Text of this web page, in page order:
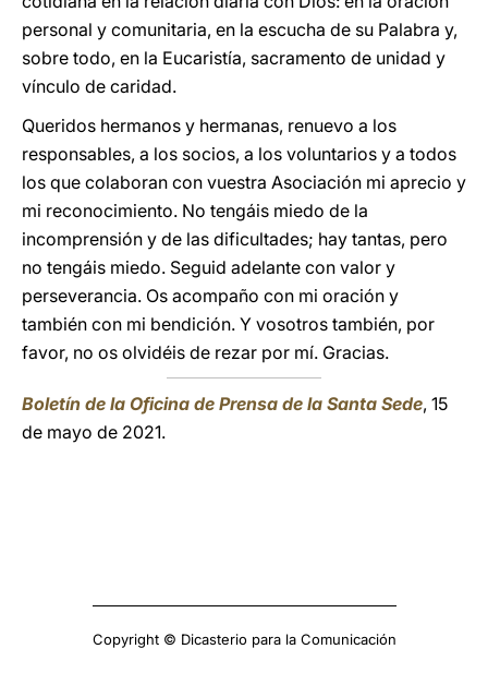
personal y comunitaria, en la escucha de su Palabra y,
sobre todo, en la Eucaristía, sacramento de unidad y
vínculo de caridad.
Queridos hermanos y hermanas, renuevo a los
responsables, a los socios, a los voluntarios y a todos
los que colaboran con vuestra Asociación mi aprecio y
mi reconocimiento. No tengáis miedo de la
incomprensión y de las dificultades; hay tantas, pero
no tengáis miedo. Seguid adelante con valor y
perseverancia. Os acompaño con mi oración y
también con mi bendición. Y vosotros también, por
favor, no os olvidéis de rezar por mí. Gracias.
Boletín de la Oficina de Prensa de la Santa Sede, 15
de mayo de 2021.
Copyright © Dicasterio para la Comunicación